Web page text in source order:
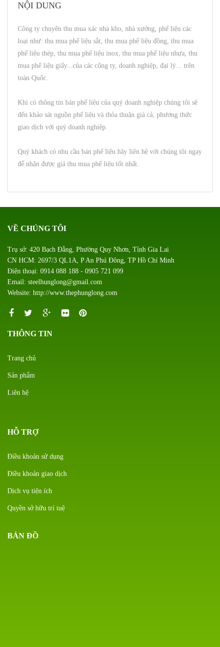
NỘI DUNG
Công ty chuyên thu mua xác nhà kho, nhà xưởng, phế liệu các
loại như: thu mua phế liệu sắt, thu mua phế liệu đồng, thu mua
phế liệu thép, thu mua phế liệu inox, thu mua phế liệu nhựa, thu
mua phế liệu giấy...của các công ty, doanh nghiệp, đại lý... trên
toàn Quốc.
Khi có thông tin bán phế liệu của quý doanh nghiệp chúng tôi sẽ
đến khảo sát nguồn phế liệu và thỏa thuận giá cả, phương thức
giao dịch với quý doanh nghiệp.
Quý khách có nhu cầu bán phế liệu hãy liên hệ với chúng tôi ngay
để nhận được giá thu mua phế liệu tốt nhất.
VỀ CHÚNG TÔI
Trụ sở: 420 Bạch Đằng, Phường Quy Nhơn, Tỉnh Gia Lai
CN HCM: 2697/3 QL1A, P An Phú Đông, TP Hồ Chí Minh
Điện thoại: 0914 088 188 - 0905 721 099
Email: steelhunglong@gmail.com
Website: http://www.thephunglong.com
THÔNG TIN
Trang chủ
Sản phẩm
Liên hệ
HỖ TRỢ
Điều khoản sử dụng
Điều khoản giao dịch
Dịch vụ tiện ích
Quyền sở hữu trí tuệ
BẢN ĐỒ